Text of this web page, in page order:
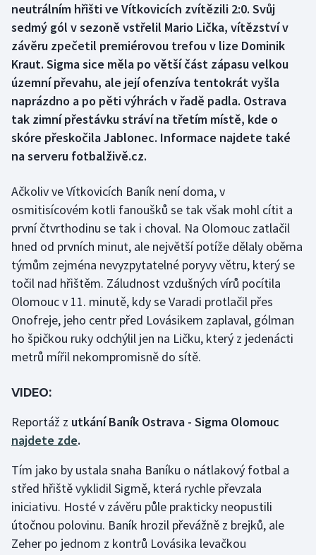
Curling
Dostihy
Florbal
Futsal
Gymnastika
Házená
Jezdectví
Judo
Krasobruslení
Lezení
Lyže a snowboard
Moderní pětiboj
Olympijské hry
Parasport
neutrálním hřišti ve Vítkovicích zvítězili 2:0. Svůj
sedmý gól v sezoně vstřelil Mario Lička, vítězství v
závěru zpečetil premiérovou trefou v lize Dominik
Kraut. Sigma sice měla po větší část zápasu velkou
územní převahu, ale její ofenzíva tentokrát vyšla
naprázdno a po pěti výhrách v řadě padla. Ostrava
tak zimní přestávku stráví na třetím místě, kde o
skóre přeskočila Jablonec. Informace najdete také
na serveru fotbalživě.cz.
Ačkoliv ve Vítkovicích Baník není doma, v
osmitisícovém kotli fanoušků se tak však mohl cítit a
první čtvrthodinu se tak i choval. Na Olomouc zatlačil
hned od prvních minut, ale největší potíže dělaly oběma
týmům zejména nevyzpytatelné poryvy větru, který se
točil nad hřištěm. Záludnost vzdušných vírů pocítila
Olomouc v 11. minutě, kdy se Varadi protlačil přes
Onofreje, jeho centr před Lovásikem zaplaval, gólman
ho špičkou ruky odchýlil jen na Ličku, který z jedenácti
metrů mířil nekompromisně do sítě.
VIDEO:
Reportáž z utkání Baník Ostrava - Sigma Olomouc
najdete zde.
Tím jako by ustala snaha Baníku o nátlakový fotbal a
střed hřiště vyklidil Sigmě, která rychle převzala
iniciativu. Hosté v závěru půle prakticky neopustili
útočnou polovinu. Baník hrozil převážně z brejků, ale
Zeher po jednom z kontrů Lovásika levačkou